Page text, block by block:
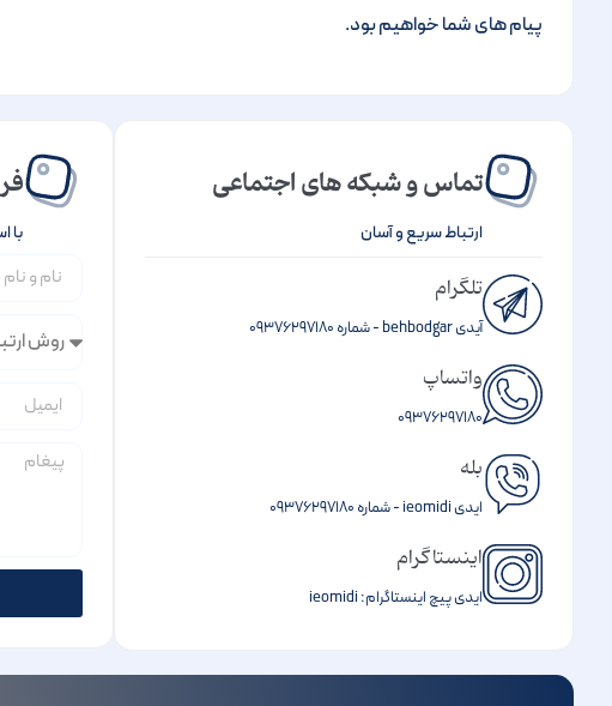
پیام های شما خواهیم بود.
تماس و شبکه های اجتماعی
ارتباط سریع و آسان
تلگرام
آیدی behbodgar - شماره ۰۹۳۷۶۲۹۷۱۸۰
واتساپ
۰۹۳۷۶۲۹۷۱۸۰
بله
ایدی ieomidi - شماره ۰۹۳۷۶۲۹۷۱۸۰
اینستاگرام
ایدی پیچ اینستاگرام: ieomidi
با